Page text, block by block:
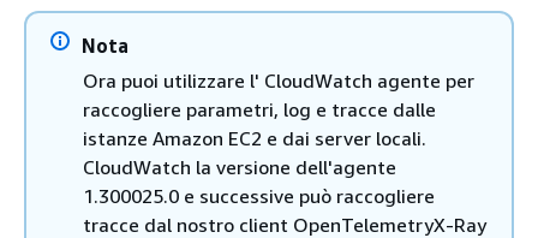
Nota
Ora puoi utilizzare l' CloudWatch agente per
raccogliere parametri, log e tracce dalle
istanze Amazon EC2 e dai server locali.
CloudWatch la versione dell'agente
1.300025.0 e successive può raccogliere
tracce dal nostro client OpenTelemetryX-Ray